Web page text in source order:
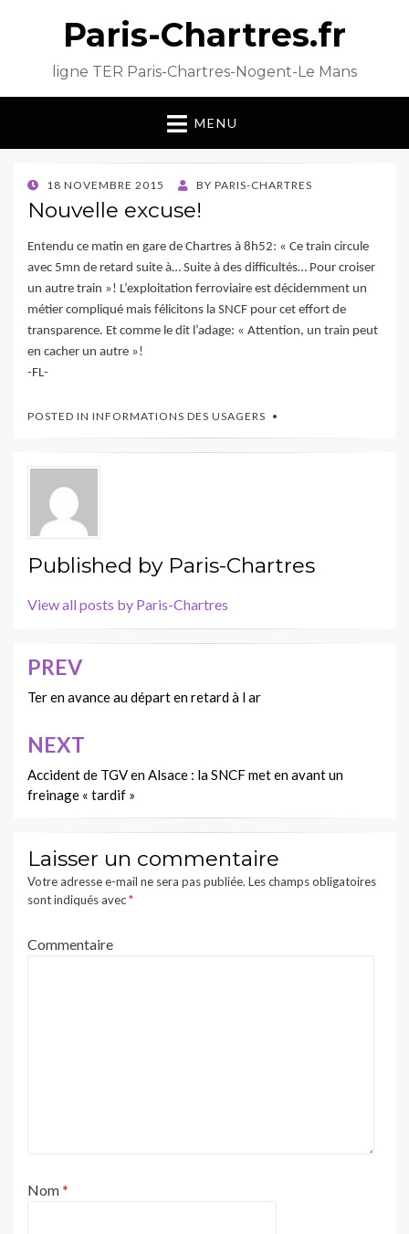
Paris-Chartres.fr
ligne TER Paris-Chartres-Nogent-Le Mans
MENU
POSTED
ON
18 NOVEMBRE 2015 BY PARIS-CHARTRES
Nouvelle excuse!
Entendu ce matin en gare de Chartres à 8h52: « Ce train circule
avec 5mn de retard suite à… Suite à des difficultés… Pour croiser
un autre train »! L’exploitation ferroviaire est décidemment un
métier compliqué mais félicitons la SNCF pour cet effort de
transparence. Et comme le dit l’adage: « Attention, un train peut
en cacher un autre »!
-FL-
POSTED IN INFORMATIONS DES USAGERS
Published by Paris-Chartres
View all posts by Paris-Chartres
Navigation
de
l’article
PREV
Ter en avance au départ en retard à l ar
NEXT
Accident de TGV en Alsace : la SNCF met en avant un
freinage « tardif »
Laisser un commentaire
Votre adresse e-mail ne sera pas publiée. Les champs obligatoires
sont indiqués avec*
Commentaire
Nom*